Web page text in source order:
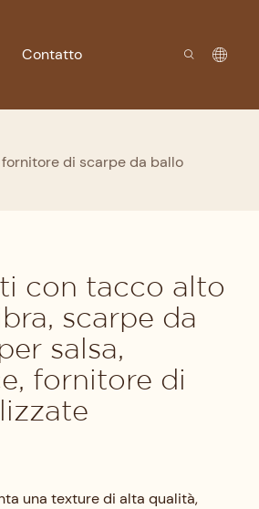
Contatto
di scarpe da ballo
con tacco alto
scarpe da
salsa,
fornitore di
una texture di alta qualità,